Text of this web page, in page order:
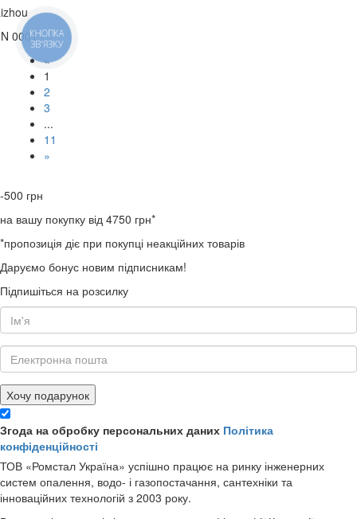
0001
«
1
2
3
...
11
»
-500 грн
на вашу покупку від 4750 грн*
*пропозиція діє при покупці неакційних товарів
Даруємо бонус новим підписникам!
Підпишіться на розсилку
Хочу подарунок
Згода на обробку персональних даних Політика
конфіденційності
ТОВ «Ромстал Україна» успішно працює на ринку інженерних
систем опалення, водо- і газопостачання, сантехніки та
інноваційних технологій з 2003 року.
КНОПКА
ЗВ'ЯЗКУ